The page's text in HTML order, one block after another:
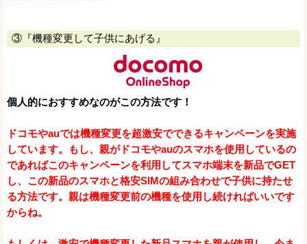
③『機種変更して子供にあげる』
個人的におすすめなのがこの方法です！
ドコモやauでは機種変更を超激安でできるキャンペーンを実施
しています。もし、親がドコモやauのスマホを使用しているの
であればこのキャンペーンを利用してスマホ端末を新品でGET
し、この新品のスマホと格安SIMの組み合わせで子供に持たせ
る方法です。親は機種変更前の機種を使用し続ければいいです
からね。